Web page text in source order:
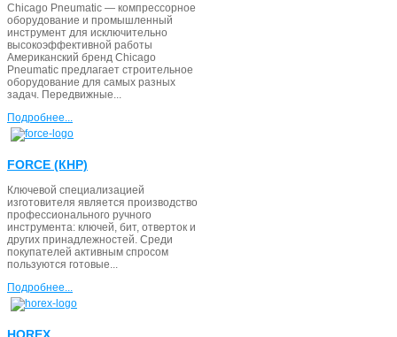
Chicago Pneumatic — компрессорное
оборудование и промышленный
инструмент для исключительно
высокоэффективной работы
Американский бренд Chicago
Pneumatic предлагает строительное
оборудование для самых разных
задач. Передвижные...
Подробнее...
FORCE (КНР)
Ключевой специализацией
изготовителя является производство
профессионального ручного
инструмента: ключей, бит, отверток и
других принадлежностей. Среди
покупателей активным спросом
пользуются готовые...
Подробнее...
HOREX